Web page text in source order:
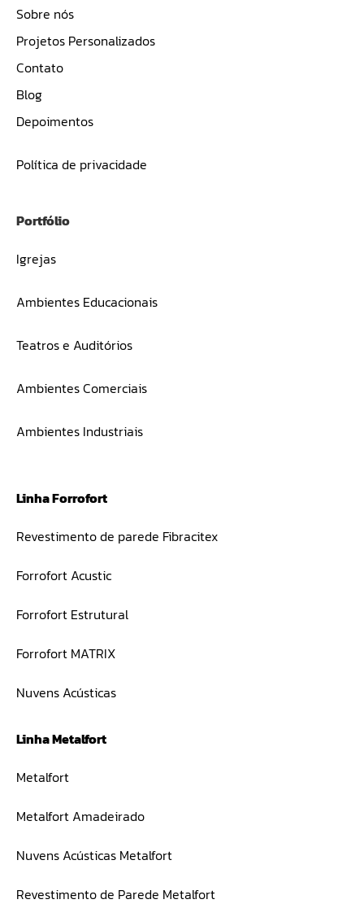
Linha Forrofort
Revestimento de parede Fibracitex
Forrofort Acustic
Forrofort Estrutural
Forrofort MATRIX
Nuvens Acústicas
Linha Metalfort
Metalfort
Metalfort Amadeirado
Nuvens Acústicas Metalfort
Revestimento de Parede Metalfort
Portfólio
Igrejas
Ambientes Educacionais
Teatros e Auditórios
Ambientes Comerciais
Ambientes Industriais
Sobre nós
Projetos Personalizados
Contato
Blog
Depoimentos
Política de privacidade